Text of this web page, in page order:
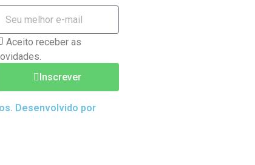
Aceito receber as
Inscrever
Desenvolvido por